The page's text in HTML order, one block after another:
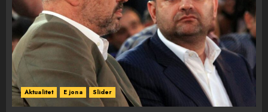
Aktualitet E jona Slider